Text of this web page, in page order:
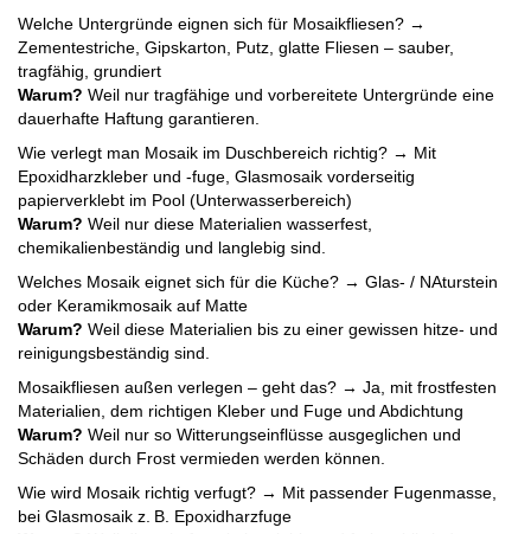
Welche Untergründe eignen sich für Mosaikfliesen? →
Zementestriche, Gipskarton, Putz, glatte Fliesen – sauber,
tragfähig, grundiert
Warum? Weil nur tragfähige und vorbereitete Untergründe eine
dauerhafte Haftung garantieren.
Wie verlegt man Mosaik im Duschbereich richtig? → Mit
Epoxidharzkleber und -fuge, Glasmosaik vorderseitig
papierverklebt im Pool (Unterwasserbereich)
Warum? Weil nur diese Materialien wasserfest,
chemikalienbeständig und langlebig sind.
Welches Mosaik eignet sich für die Küche? → Glas- / NAturstein
oder Keramikmosaik auf Matte
Warum? Weil diese Materialien bis zu einer gewissen hitze- und
reinigungsbeständig sind.
Mosaikfliesen außen verlegen – geht das? → Ja, mit frostfesten
Materialien, dem richtigen Kleber und Fuge und Abdichtung
Warum? Weil nur so Witterungseinflüsse ausgeglichen und
Schäden durch Frost vermieden werden können.
Wie wird Mosaik richtig verfugt? → Mit passender Fugenmasse,
bei Glasmosaik z. B. Epoxidharzfuge